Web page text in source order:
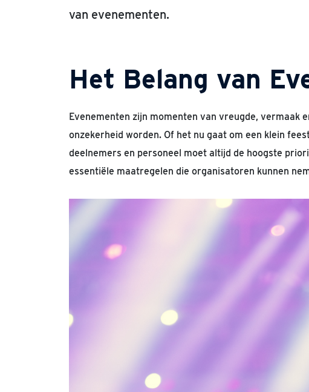
van evenementen.
Het Belang van
Evenementen zijn momenten van vreugde, vermaak
onzekerheid worden. Of het nu gaat om een klein
deelnemers en personeel moet altijd de hoogste
essentiële maatregelen die organisatoren kunnen